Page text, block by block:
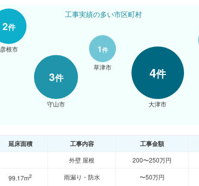
4件
大津市
3件
守山市
2件
彦根市 1件
草津市
工事実績の多い市区町村
延床面積 工事内容 工事金額
外壁 屋根 200〜250万円
99.17m2 雨漏り・防水 〜50万円